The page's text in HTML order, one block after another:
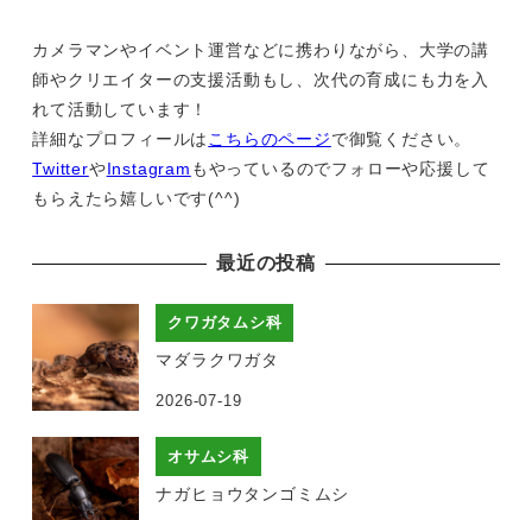
カメラマンやイベント運営などに携わりながら、大学の講
師やクリエイターの支援活動もし、次代の育成にも力を入
れて活動しています！
詳細なプロフィールは こちらのページで御覧ください。
TwitterやInstagram もやっているのでフォローや応援して
もらえたら嬉しいです(^^)
最近の投稿
クワガタムシ科
マダラクワガタ
2026-07-19
オサムシ科
ナガヒョウタンゴミムシ